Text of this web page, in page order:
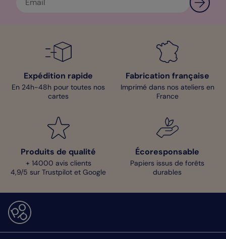
Expédition rapide
En 24h-48h pour toutes nos
cartes
Fabrication française
Imprimé dans nos ateliers en
France
Produits de qualité
+ 14000 avis clients
4,9/5 sur Trustpilot et Google
Écoresponsable
Papiers issus de forêts
durables